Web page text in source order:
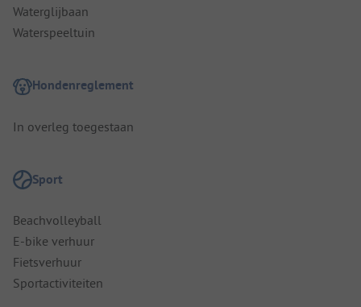
Waterglijbaan
Waterspeeltuin
Hondenreglement
In overleg toegestaan
Sport
Beachvolleyball
E-bike verhuur
Fietsverhuur
Sportactiviteiten